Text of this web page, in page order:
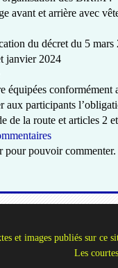
avant et arrière avec
du décret du 5 mars
janvier 2024
équipées
aux participants
de la route et articles 2
pour pouvoir commenter.
et images publiés sur ce
Les